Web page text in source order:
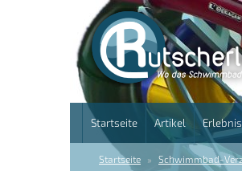
Startseite Artikel
Startseite Schwimmbad-